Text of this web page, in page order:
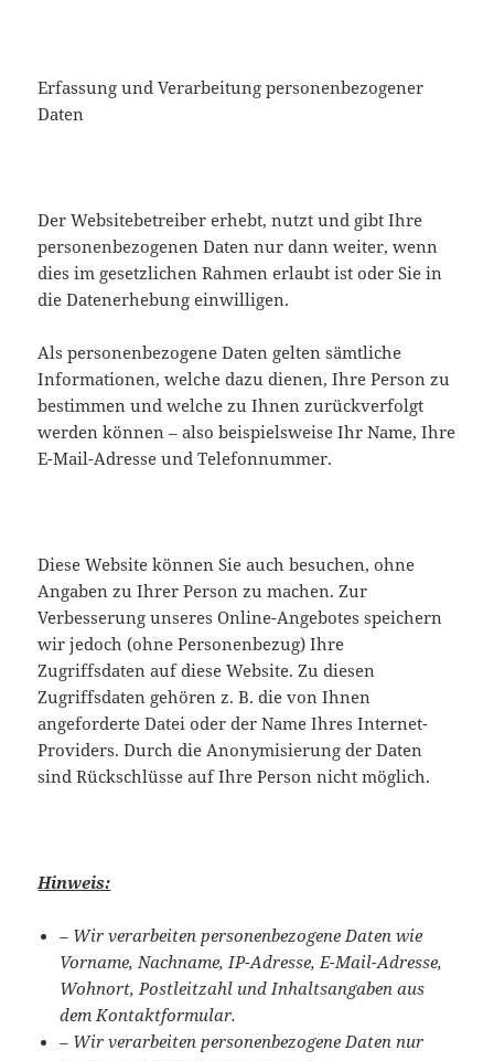
Erfassung und Verarbeitung personenbezogener
Daten
Der Websitebetreiber erhebt, nutzt und gibt Ihre
personenbezogenen Daten nur dann weiter, wenn
dies im gesetzlichen Rahmen erlaubt ist oder Sie in
die Datenerhebung einwilligen.
Als personenbezogene Daten gelten sämtliche
Informationen, welche dazu dienen, Ihre Person zu
bestimmen und welche zu Ihnen zurückverfolgt
werden können – also beispielsweise Ihr Name, Ihre
E-Mail-Adresse und Telefonnummer.
Diese Website können Sie auch besuchen, ohne
Angaben zu Ihrer Person zu machen. Zur
Verbesserung unseres Online-Angebotes speichern
wir jedoch (ohne Personenbezug) Ihre
Zugriffsdaten auf diese Website. Zu diesen
Zugriffsdaten gehören z. B. die von Ihnen
angeforderte Datei oder der Name Ihres Internet-
Providers. Durch die Anonymisierung der Daten
sind Rückschlüsse auf Ihre Person nicht möglich.
Hinweis:
– Wir verarbeiten personenbezogene Daten wie
Vorname, Nachname, IP-Adresse, E-Mail-Adresse,
Wohnort, Postleitzahl und Inhaltsangaben aus
dem Kontaktformular.
– Wir verarbeiten personenbezogene Daten nur